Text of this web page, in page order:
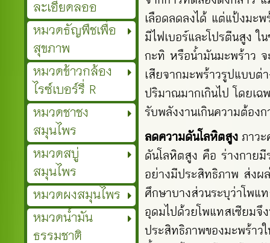
ละเอียดลออ
หมวดธัญพืชเพื่อ
สุขภาพ
หมวดข้าวกล้อง
ไรซ์เบอร์รี่ R
หมวดชาชง
สมุนไพร
หมวดสบู่
สมุนไพร
หมวดผงสมุนไพร
หมวดน้ำมัน
ธรรมชาติ
เลือดลดลงได้ แต่แป้งมะ
มีไฟเบอร์และโปรตีนสูง
กะทิ หรือน้ำมันมะพร้าว จ
เสียจากมะพร้าวรูปแบบต่
ปริมาณมากเกินไป โดยเ
รับพลังงานเกินความต้อง
ลดความดันโลหิตสูงภาว
ดันโลหิตสูง คือ ร่างกาย
อย่างมีประสิทธิภาพ ส่งผ
ศึกษาบางส่วนระบุว่าโพ
อุดมไปด้วยโพแทสเซียมจึ
ประสิทธิภาพของมะพร้าว